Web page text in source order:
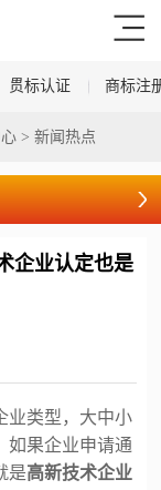
贯标认证 商标注
> 新闻热点
企业认定也是
业类型，大中小
如果企业申请通
是高新技术企业